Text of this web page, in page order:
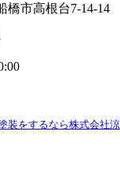
橋市高根台7-14-14
装をするなら株式会社